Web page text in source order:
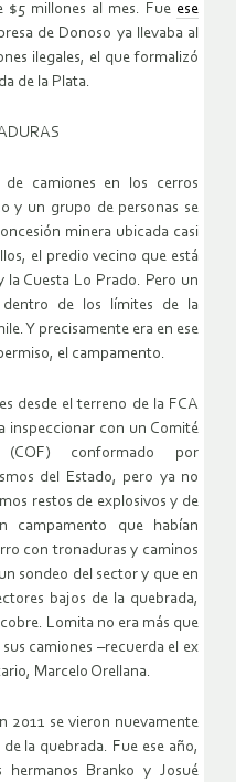
$5 millones al mes. Fue ese
de Donoso ya llevaba al
ilegales, el que formalizó
de la Plata.
camiones en los cerros
y un grupo de personas se
minera ubicada casi
el predio vecino que está
Cuesta Lo Prado. Pero un
de los límites de la
Y precisamente era en ese
el campamento.
desde el terreno de la FCA
inspeccionar con un Comité
(COF) conformado por
del Estado, pero ya no
restos de explosivos y de
campamento que habían
con tronaduras y caminos
sondeo del sector y que en
bajos de la quebrada,
Lomita no era más que
camiones –recuerda el ex
Marcelo Orellana.
2011 se vieron nuevamente
la quebrada. Fue ese año,
Branko y Josué